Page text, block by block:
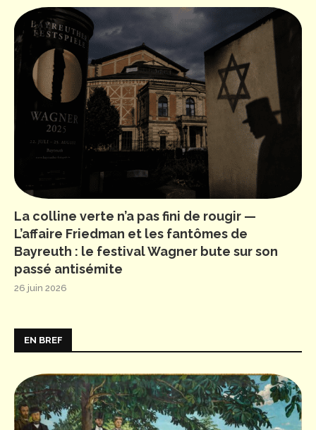
La colline verte n’a pas fini de rougir —
L’affaire Friedman et les fantômes de
Bayreuth : le festival Wagner bute sur son
passé antisémite
26 juin 2026
EN BREF